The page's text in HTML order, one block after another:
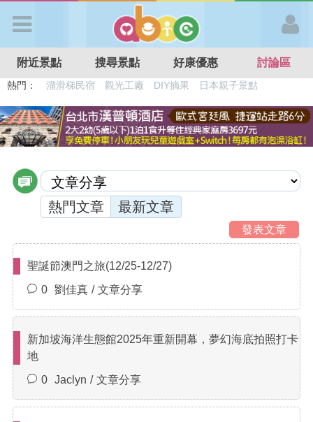
APP登入
首 頁
好康優惠
最新消息
最新留言
商家合作
推薦景點
附近景點 搜尋景點 好康優惠 討論區
熱門： 溜滑梯民宿 觀光工廠 DIY摘果
日本親子景點
熱門文章 最新文章
發表文章
聖誕節澳門之旅(12/25-12/27)
0
劉佳真 文章分享
新加坡海洋生態館2025年重新開幕，夢幻海底拍照打卡
地
0
Jaclyn 文章分享